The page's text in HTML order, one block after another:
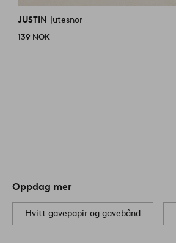
JUSTIN jutesnor
139 NOK
Oppdag mer
Hvitt gavepapir og gavebånd